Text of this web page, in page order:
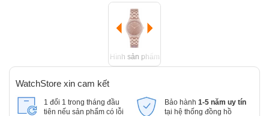
Hình sản phẩm
WatchStore xin cam kết
1 đổi 1 trong tháng đầu
tiên nếu sản phẩm có lỗi
Bảo hành 1-5 năm uy tín
tại hệ thống đồng hồ